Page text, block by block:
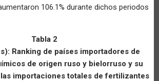
106.1% durante dichos periodos
Tabla 2
Ranking de países importadores de
de origen ruso y bielorruso y su
importaciones totales de fertilizantes